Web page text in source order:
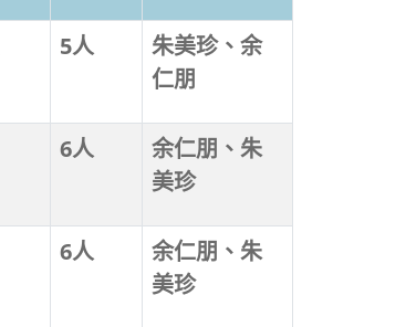
5人
朱美珍、余
仁朋
6人
余仁朋、朱
美珍
6人
余仁朋、朱
美珍